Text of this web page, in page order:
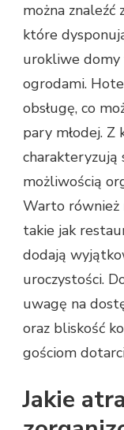
można
które
urokliwe domy
ogrodami.
obsługę, co
pary młodej.
charakteryzują
możliwością
Warto również
takie jak
dodają
uroczystości.
uwagę na
oraz bliskość
gościom
Jakie